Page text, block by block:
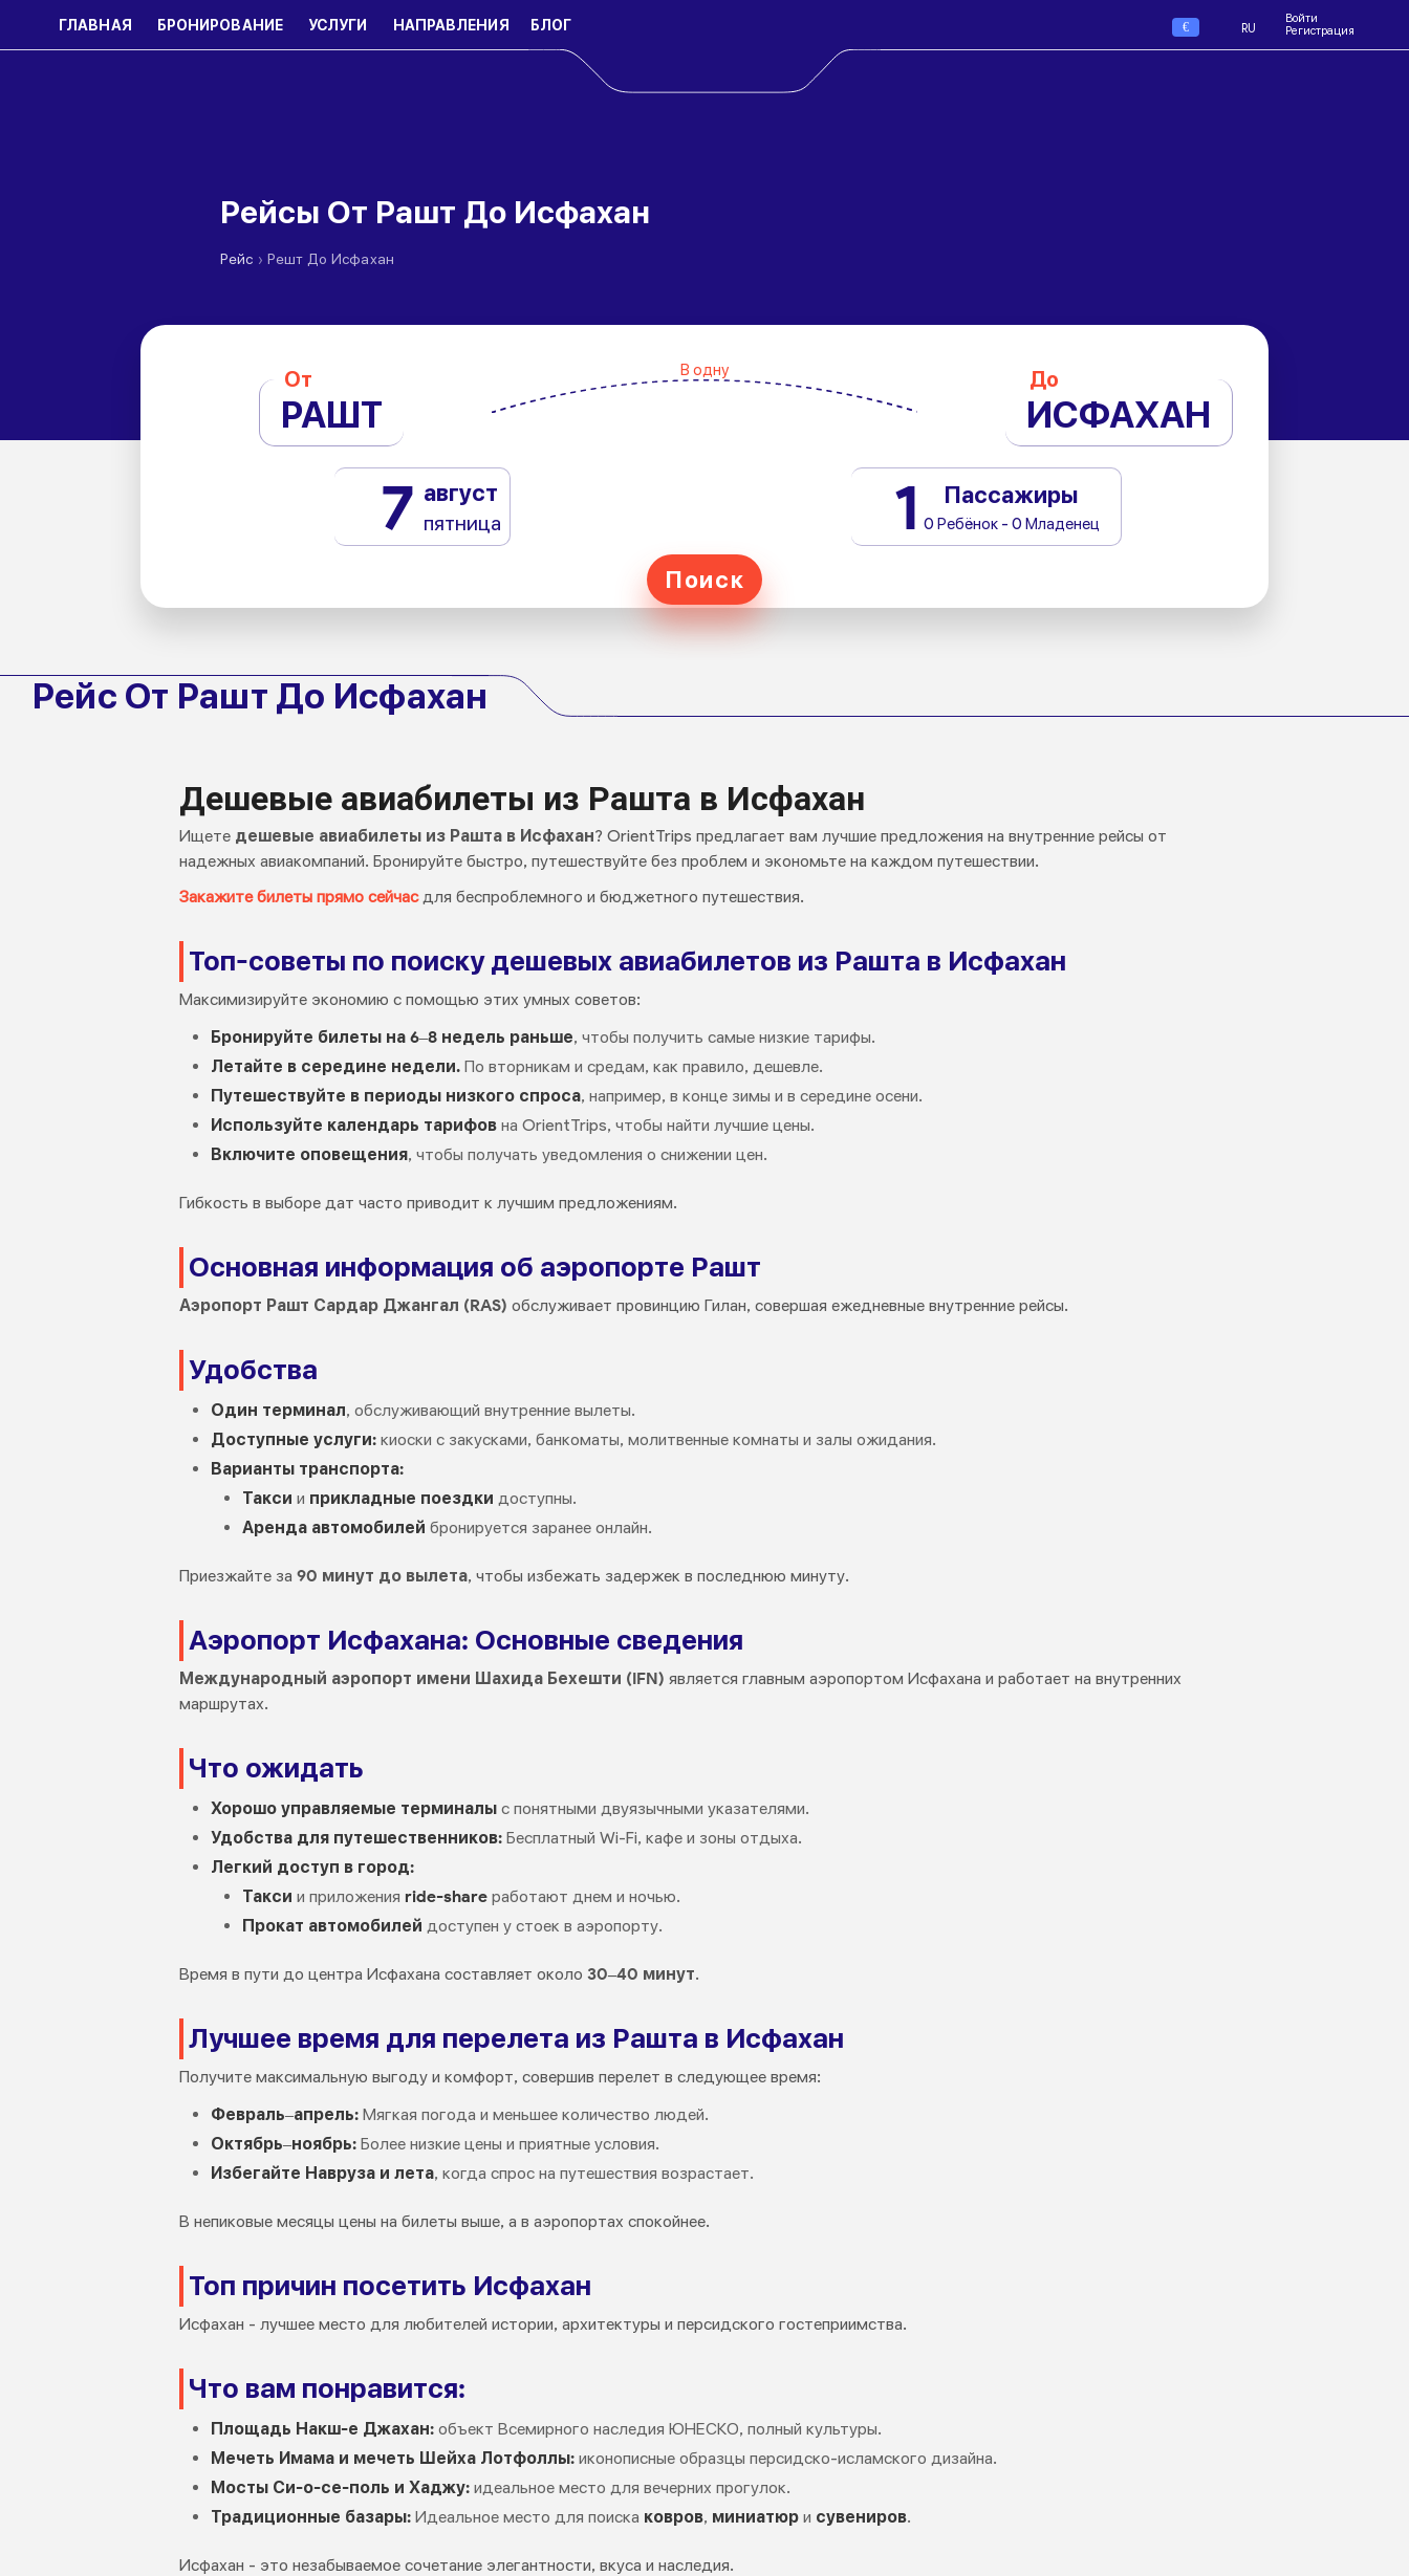
ГЛАВНАЯ БРОНИРОВАНИЕ УСЛУГИ НАПРАВЛЕНИЯ БЛОГ € RU
Войти
Регистрация
Рейсы От Рашт До Исфахан
Рейс › Решт До Исфахан
От
РАШТ
В одну До
ИСФАХАН
7 август
пятница 1 Пассажиры
0 Ребёнок - 0 Младенец
Поиск
Рейс От Рашт До Исфахан
Дешевые авиабилеты из Рашта в Исфахан
Ищете дешевые авиабилеты из Рашта в Исфахан? OrientTrips предлагает вам лучшие предложения на внутренние рейсы от
надежных авиакомпаний. Бронируйте быстро, путешествуйте без проблем и экономьте на каждом путешествии.
Закажите билеты прямо сейчасдля беспроблемного и бюджетного путешествия.
Топ-советы по поиску дешевых авиабилетов из Рашта в Исфахан
Максимизируйте экономию с помощью этих умных советов:
Бронируйте билеты на 6–8 недель раньше, чтобы получить самые низкие тарифы.
Летайте в середине недели. По вторникам и средам, как правило, дешевле.
Путешествуйте в периоды низкого спроса, например, в конце зимы и в середине осени.
Используйте календарь тарифов на OrientTrips, чтобы найти лучшие цены.
Включите оповещения, чтобы получать уведомления о снижении цен.
Гибкость в выборе дат часто приводит к лучшим предложениям.
Основная информация об аэропорте Рашт
Аэропорт Рашт Сардар Джангал (RAS) обслуживает провинцию Гилан, совершая ежедневные внутренние рейсы.
Удобства
Один терминал, обслуживающий внутренние вылеты.
Доступные услуги: киоски с закусками, банкоматы, молитвенные комнаты и залы ожидания.
Варианты транспорта:
Такси и прикладные поездки доступны.
Аренда автомобилей бронируется заранее онлайн.
Приезжайте за 90 минут до вылета, чтобы избежать задержек в последнюю минуту.
Аэропорт Исфахана: Основные сведения
Международный аэропорт имени Шахида Бехешти (IFN) является главным аэропортом Исфахана и работает на внутренних
маршрутах.
Что ожидать
Хорошо управляемые терминалы с понятными двуязычными указателями.
Удобства для путешественников: Бесплатный Wi-Fi, кафе и зоны отдыха.
Легкий доступ в город:
Такси и приложения ride-share работают днем и ночью.
Прокат автомобилей доступен у стоек в аэропорту.
Время в пути до центра Исфахана составляет около 30–40 минут.
Лучшее время для перелета из Рашта в Исфахан
Получите максимальную выгоду и комфорт, совершив перелет в следующее время:
Февраль–апрель: Мягкая погода и меньшее количество людей.
Октябрь–ноябрь: Более низкие цены и приятные условия.
Избегайте Навруза и лета, когда спрос на путешествия возрастает.
В непиковые месяцы цены на билеты выше, а в аэропортах спокойнее.
Топ причин посетить Исфахан
Исфахан - лучшее место для любителей истории, архитектуры и персидского гостеприимства.
Что вам понравится:
Площадь Накш-е Джахан: объект Всемирного наследия ЮНЕСКО, полный культуры.
Мечеть Имама и мечеть Шейха Лотфоллы: иконописные образцы персидско-исламского дизайна.
Мосты Си-о-се-поль и Хаджу: идеальное место для вечерних прогулок.
Традиционные базары: Идеальное место для поиска ковров, миниатюр и сувениров.
Исфахан - это незабываемое сочетание элегантности, вкуса и наследия.